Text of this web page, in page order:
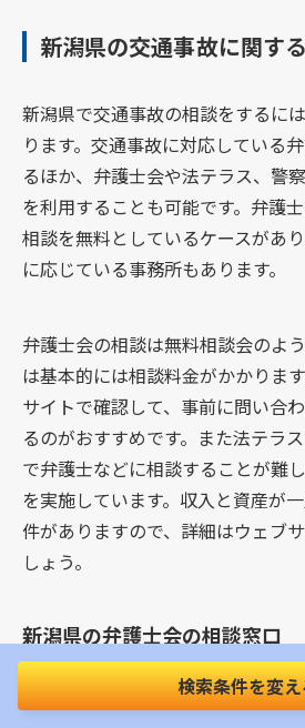
新潟県の交通事故に関す
新潟県で交通事故の相談をするに
ります。交通事故に対応している
るほか、弁護士会や法テラス、警
を利用することも可能です。弁護
相談を無料としているケースがあ
に応じている事務所もあります。
弁護士会の相談は無料相談会のよ
は基本的には相談料金がかかりま
サイトで確認して、事前に問い合
るのがおすすめです。また法テラ
で弁護士などに相談することが難
を実施しています。収入と資産が
件がありますので、詳細はウェブ
しょう。
新潟県の弁護士会の相談窓口
2025年11月現在、新潟県弁護士会
会員として登録しています。同会
検索条件を変